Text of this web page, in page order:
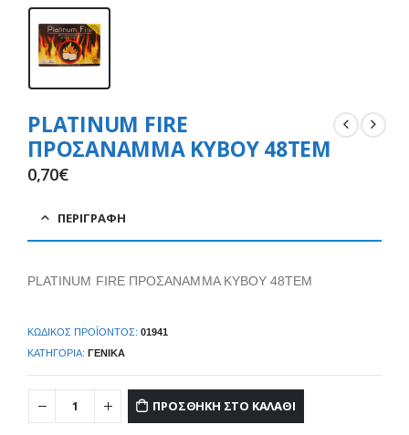
PLATINUM FIRE
ΠΡΟΣΑΝΑΜΜΑ ΚΥΒΟΥ 48ΤΕΜ
0,70€
ΠΕΡΙΓΡΑΦΉ
PLATINUM FIRE ΠΡΟΣΑΝΑΜΜΑ ΚΥΒΟΥ 48ΤΕΜ
ΚΩΔΙΚΌΣ ΠΡΟΪΌΝΤΟΣ: 01941
ΚΑΤΗΓΟΡΊΑ: ΓΕΝΙΚΆ
ΠΡΟΣΘΉΚΗ ΣΤΟ ΚΑΛΆΘΙ